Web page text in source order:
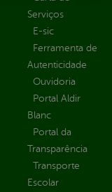
Serviços
E-sic
Ferramenta de
Autenticidade
Ouvidoria
Portal Aldir
Blanc
Portal da
Transparência
Transporte
Escolar